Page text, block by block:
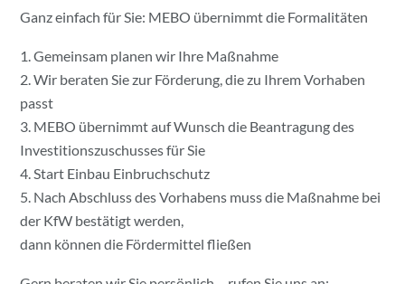
Ganz einfach für Sie: MEBO übernimmt die Formalitäten
Gemeinsam planen wir Ihre Maßnahme
Wir beraten Sie zur Förderung, die zu Ihrem Vorhaben
passt
MEBO übernimmt auf Wunsch die Beantragung des
Investitionszuschusses für Sie
Start Einbau Einbruchschutz
Nach Abschluss des Vorhabens muss die Maßnahme bei
der KfW bestätigt werden,
dann können die Fördermittel fließen